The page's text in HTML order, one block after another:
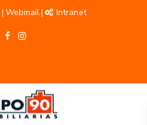
| Webmail| Intranet